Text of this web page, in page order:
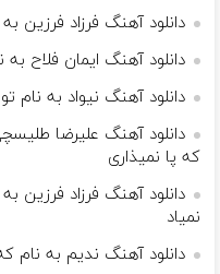
دانلود آهنگ فرزاد فرزین
دانلود آهنگ ایمان فلاح
دانلود آهنگ نیواد به
دانلود آهنگ علیرضا
که پا نمیذاری
دانلود آهنگ فرزاد
نمیاد
دانلود آهنگ ندیم به نام